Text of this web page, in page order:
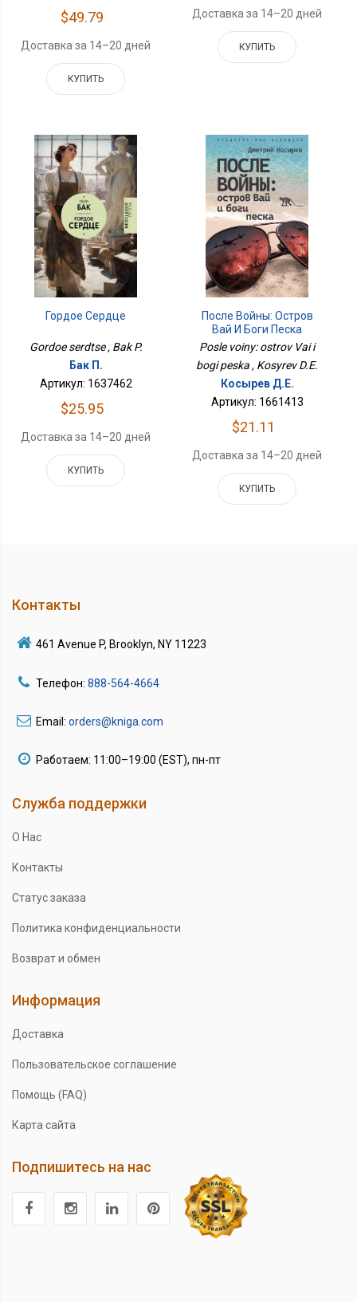
$49.79
Доставка за 14–20 дней
КУПИТЬ
Доставка за 14–20 дней
КУПИТЬ
Гордое Сердце
Gordoe serdtse , Bak P.
Бак П.
Артикул: 1637462
$25.95
Доставка за 14–20 дней
КУПИТЬ
После Войны: Остров
Вай И Боги Песка
Posle voiny: ostrov Vai i
bogi peska , Kosyrev D.E.
Косырев Д.Е.
Артикул: 1661413
$21.11
Доставка за 14–20 дней
КУПИТЬ
Контакты
461 Avenue P, Brooklyn, NY 11223
Телефон: 888-564-4664
Email: orders@kniga.com
Работаем: 11:00–19:00 (EST), пн-пт
Служба поддержки
О Нас
Контакты
Статус заказа
Политика конфиденциальности
Возврат и обмен
Информация
Доставка
Пользовательское соглашение
Помощь (FAQ)
Карта сайта
Подпишитесь на нас